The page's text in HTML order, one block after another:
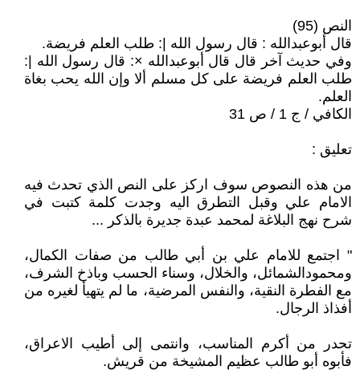
النص (95)
قال أبوعبدالله : قال رسول الله |: طلب العلم فريضة.
وفي حديث آخر قال قال أبوعبدالله ×: قال رسول الله |:
طلب العلم فريضة على كل مسلم ألا وإن الله يحب بغاة
العلم.
الكافي / ج 1 / ص 31
تعليق :
من هذه النصوص سوف اركز على النص الذي تحدث فيه
الامام علي وقبل التطرق اليه وجدت كلمة كتبت في
شرح نهج البلاغة لمحمد عبدة جديرة بالذكر ...
" اجتمع للامام علي بن أبي طالب من صفات الكمال،
ومحمودالشمائل، والخلال، وسناء الحسب وباذخ الشرف،
مع الفطرة النقية، والنفس المرضية، ما لم يتهيأ لغيره من
أفذاذ الرجال.
تحدر من أكرم المناسب، وانتمى إلى أطيب الاعراق،
فأبوه أبو طالب عظيم المشيخة من قريش.